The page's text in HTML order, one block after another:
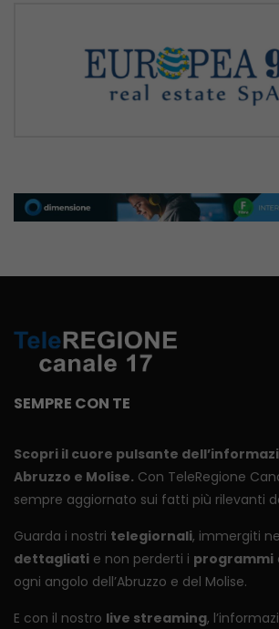
SEMPRE CON TE
Scopri il cuore pulsante
Abruzzo e Molise. Con TeleRegione
sempre aggiornato sui fatti più rilevanti
Guarda i nostri telegiornali, immergiti
dettagliati e non perderti i programmi
ogni angolo dell’Abruzzo e del Molise.
E con il nostro live streaming,